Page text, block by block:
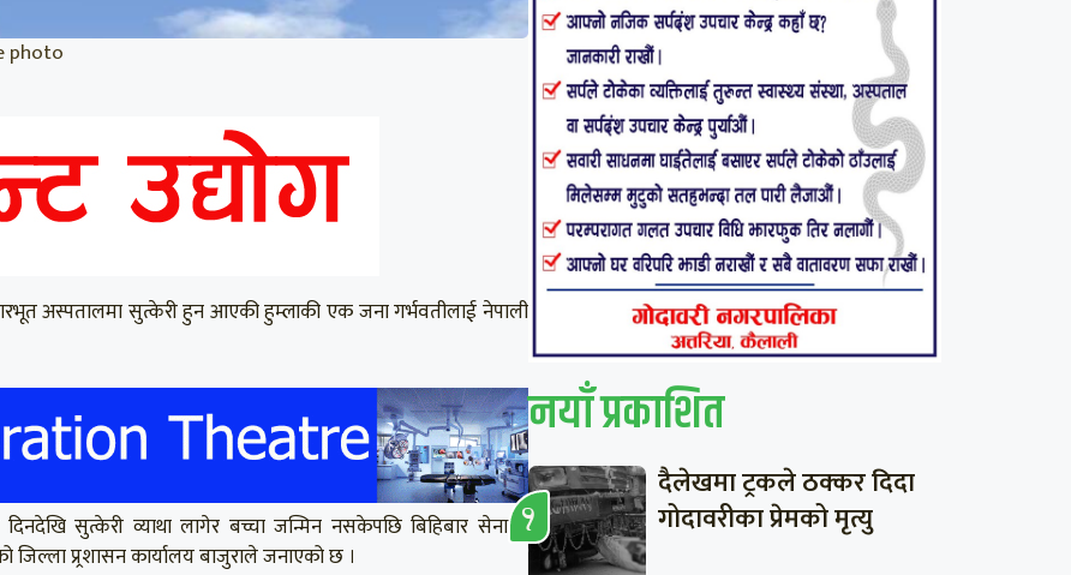
photo
अस्पतालमा सुत्केरी हुन आएकी हुम्लाकी एक जना गर्भवतीलाई नेपाली
सुत्केरी व्याथा लागेर बच्चा जन्मिन नसकेपछि बिहिबार सेनाको
जिल्ला प्र्रशासन कार्यालय बाजुराले जनाएको छ ।
नयाँ प्रकाशित
दैलेखमा ट्रकले ठक्कर दिदा
गोदावरीका प्रेमको मृत्यु